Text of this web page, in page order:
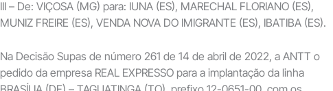
III – De: VIÇOSA (MG) para: IUNA (ES), MARECHAL FLORIANO (ES),
MUNIZ FREIRE (ES), VENDA NOVA DO IMIGRANTE (ES), IBATIBA (ES).
Na Decisão Supas de número 261 de 14 de abril de 2022, a ANTT o
pedido da empresa REAL EXPRESSO para a implantação da linha